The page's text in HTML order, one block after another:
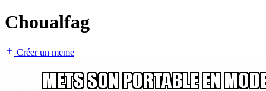
Choualfag
Créer un meme